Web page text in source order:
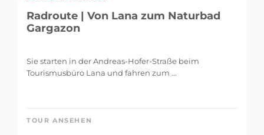
Radroute | Von Lana zum Naturbad
Gargazon
Sie starten in der Andreas-Hofer-Straße beim
Tourismusbüro Lana und fahren zum ...
TOUR ANSEHEN